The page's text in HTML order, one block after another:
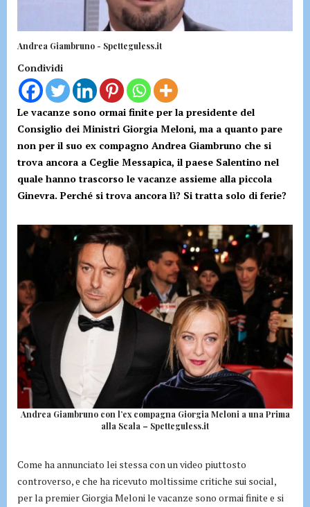
Andrea Giambruno - Spetteguless.it
Condividi
Le vacanze sono ormai finite per la presidente del
Consiglio dei Ministri Giorgia Meloni, ma a quanto pare
non per il suo ex compagno Andrea Giambruno che si
trova ancora a Ceglie Messapica, il paese Salentino nel
quale hanno trascorso le vacanze assieme alla piccola
Ginevra. Perché si trova ancora lì? Si tratta solo di ferie?
Andrea Giambruno con l’ex compagna Giorgia Meloni a una Prima
alla Scala – Spetteguless.it
Come ha annunciato lei stessa con un video piuttosto
controverso, e che ha ricevuto moltissime critiche sui social,
per la premier Giorgia Meloni le vacanze sono ormai finite e si